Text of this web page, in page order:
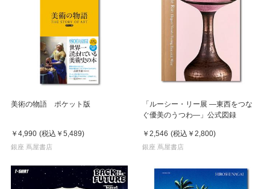
美術の物語 ポケット版
￥4,990 (税込 ￥5,489)
銀座 蔦屋書店
「ルーシー・リー展 ―東西をつな
ぐ優美のうつわ―」公式図録
￥2,546 (税込 ￥2,800)
銀座 蔦屋書店